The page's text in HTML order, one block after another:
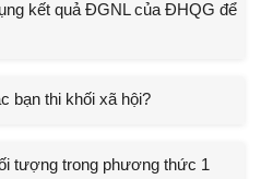
kết quả ĐGNL của ĐHQG để
bạn thi khối xã hội?
tượng trong phương thức 1